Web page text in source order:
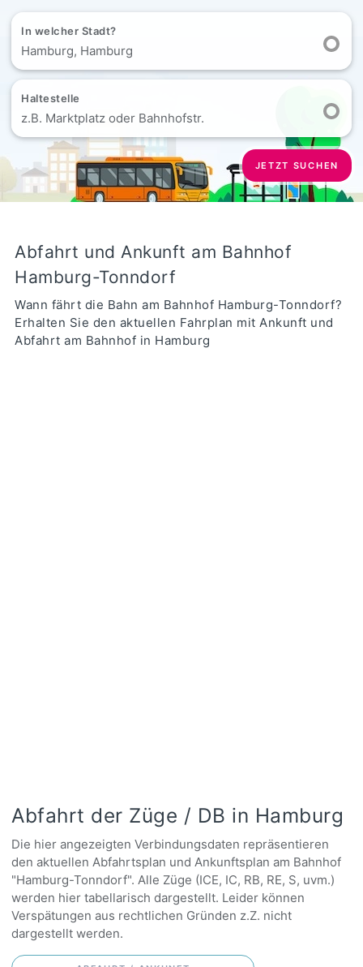
In welcher Stadt?
Hamburg, Hamburg
Haltestelle
z.B. Marktplatz oder Bahnhofstr.
JETZT SUCHEN
Abfahrt und Ankunft am Bahnhof
Hamburg-Tonndorf
Wann fährt die Bahn am Bahnhof Hamburg-Tonndorf?
Erhalten Sie den aktuellen Fahrplan mit Ankunft und
Abfahrt am Bahnhof in Hamburg
Abfahrt der Züge / DB in Hamburg
Die hier angezeigten Verbindungsdaten repräsentieren
den aktuellen Abfahrtsplan und Ankunftsplan am Bahnhof
"Hamburg-Tonndorf". Alle Züge (ICE, IC, RB, RE, S, uvm.)
werden hier tabellarisch dargestellt. Leider können
Verspätungen aus rechtlichen Gründen z.Z. nicht
dargestellt werden.